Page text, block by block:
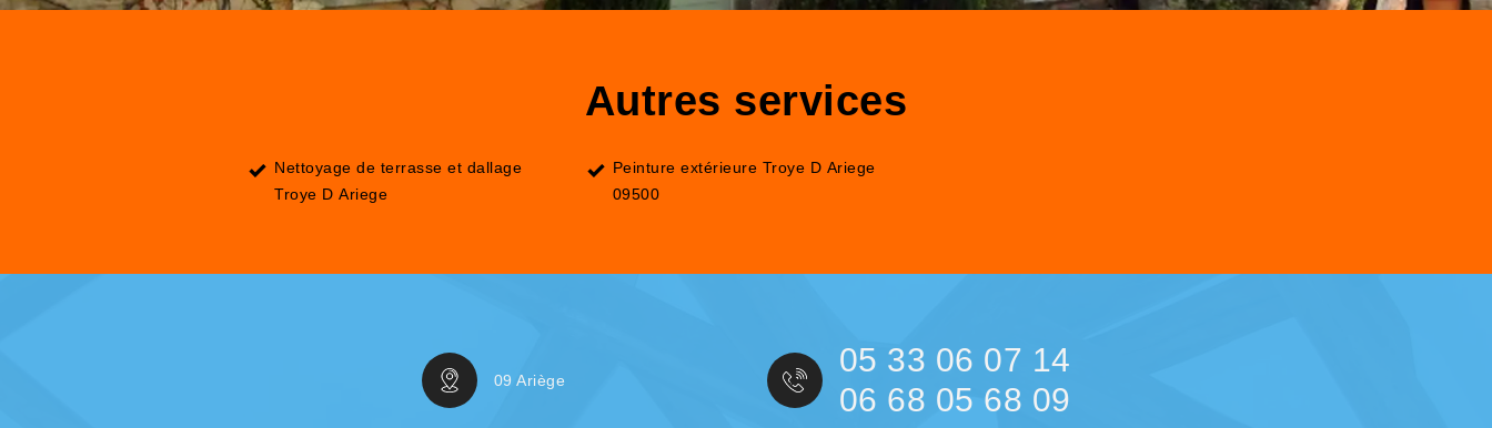
Autres services
Nettoyage de terrasse et dallage
Troye D Ariege
Peinture extérieure Troye D Ariege
09500
09 Ariège
05 33 06 07 14
06 68 05 68 09